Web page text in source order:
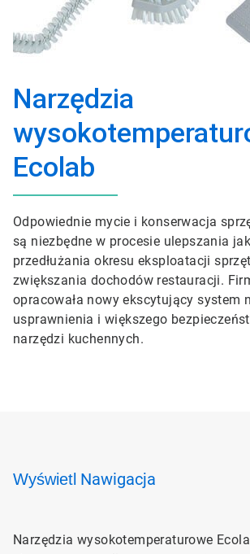
Narzędzia
Ecolab
Odpowiednie mycie i konserwacja
są niezbędne w procesie ulepszania
przedłużania okresu eksploatacji
zwiększania dochodów restauracji.
opracowała nowy ekscytujący system
usprawnienia i większego
narzędzi kuchennych.
Wyświetl Nawigacja
Narzędzia wysokotemperaturowe